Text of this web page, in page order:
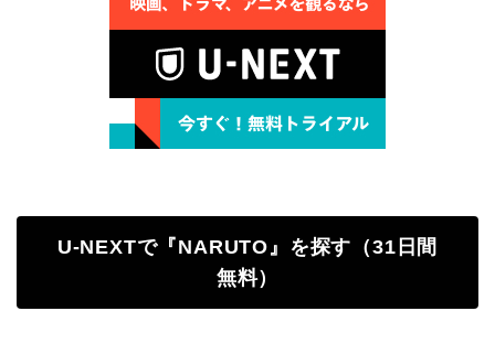
U-NEXTで『NARUTO』を探す（31日間
無料）